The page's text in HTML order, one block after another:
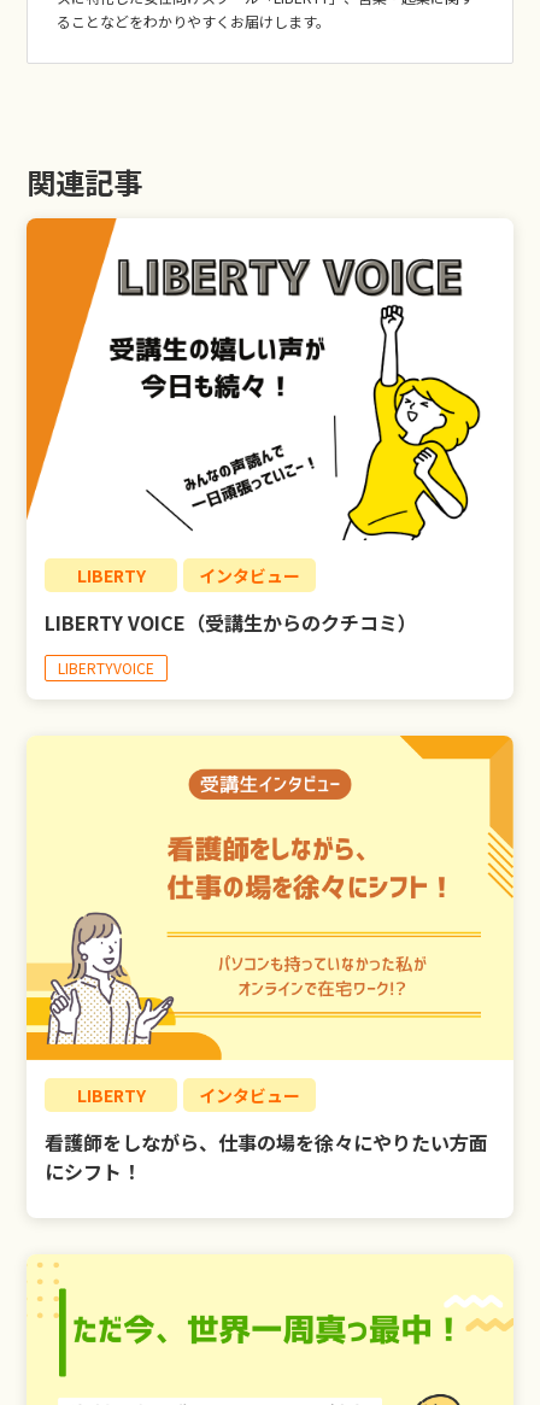
ることなどをわかりやすくお届けします。
関連記事
LIBERTY インタビュー
LIBERTY VOICE（受講生からのクチコミ）
LIBERTYVOICE
LIBERTY インタビュー
看護師をしながら、仕事の場を徐々にやりたい方面
にシフト！